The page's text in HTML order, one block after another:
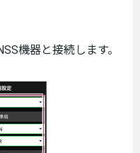
機器と接続します。